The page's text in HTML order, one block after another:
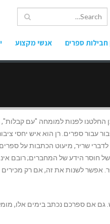
חבילות ספרים אנשי מקצוע
החלטנו לפנות למומחה "עם קבלות",
עבור ספרים. רן הוא איש יחסי
שריר, מיעוט הכתבות על ספרים
חוסר הידע של המחברים; רובם
אפשר לשנות את זה, אם רק
אם ספרכם נכתב בימים אלו,